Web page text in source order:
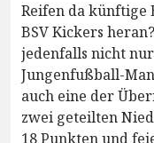
Reifen da
BSV Kickers
jedenfalls nicht
Jungenfußball-
auch eine der
zwei geteilten
18 Punkten und